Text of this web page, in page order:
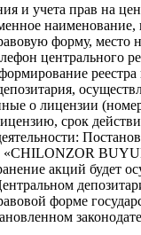
и учета прав на
наименование,
форму, место
центрального
о лицензии
срок
«CHILONZOR
акций будет
форме